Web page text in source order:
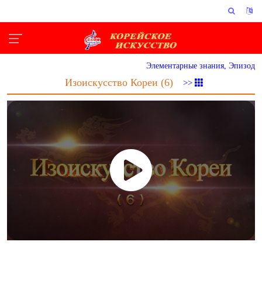
Элементарные знания, Эпизод
Изоискусство Кореи (6) >>